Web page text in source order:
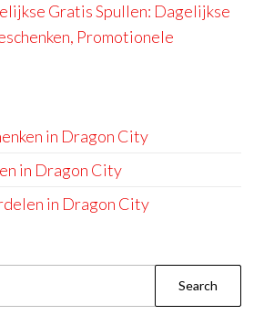
Gratis Spullen: Dagelijkse
Promotionele
in Dragon City
in Dragon City
in Dragon City